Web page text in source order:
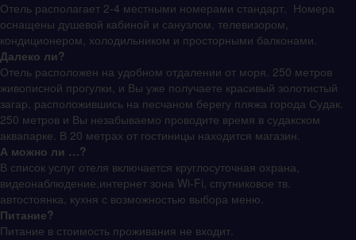
Отель располагает 2-4 местными номерами стандарт. Номера
оснащены душевой кабиной и санузлом, телевизором,
кондиционером, холодильником и просторными балконами.
Далеко ли?
Отель расположен на удобном отдалении от моря. 250 метров
живописной прогулки, и Вы уже получаете красивый золотистый
загар, расположившись на песчаном берегу пляжа города Судак.
250 метров и Вы незабываемо проводите время в судакском
аквапарке. В 20 метрах от гостиницы находится магазин.
А можно ли …?
В список услуг отеля включается круглосуточная охрана,
видеонаблюдение,интернет зона Wi-Fi, спутниковое тв.
автостоянка, кухня с возможностью выбора меню.
Питание?
Питание в стоимость проживания не входит.